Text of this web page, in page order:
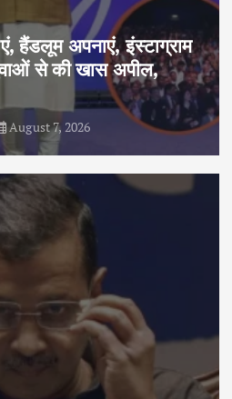
हैंडलूम अपनाएं, इंस्टाग्राम
से की खास अपील,
August 7, 2026